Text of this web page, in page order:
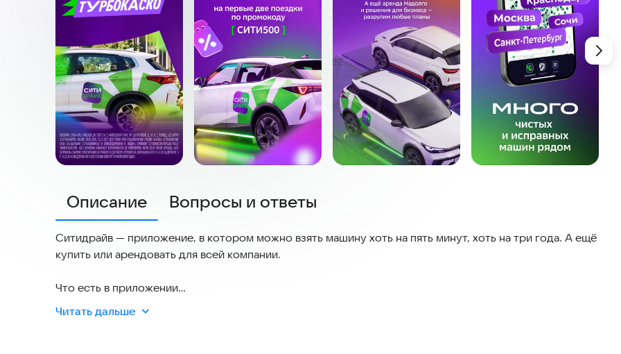
Описание Вопросы и ответы
Ситидрайв — приложение, в котором можно взять машину хоть на пять минут, хоть на три года. А ещё
купить или арендовать для всей компании.
Что есть в приложении
• Каршеринг в Москве, Петербурге, Сочи, Екатеринбурге, Нижнем Новгороде, Краснодаре — и
Читать дальше